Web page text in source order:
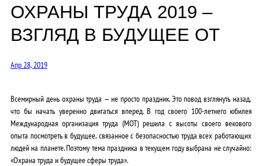
ОХРАНЫ ТРУДА 2019 –
ВЗГЛЯД В БУДУЩЕЕ ОТ
Апр 28, 2019
Всемирный день охраны труда — не просто праздник. Это повод взглянуть назад,
что бы начать уверенно двигаться вперед. В год своего 100-летнего юбилея
Международная организация труда (МОТ) решила с высоты своего векового
опыта посмотреть в будущее, связанное с безопасностью труда всех работающих
людей на планете. Поэтому тема праздника в текущем году выбрана не случайно:
«Охрана труда и будущее сферы труда».